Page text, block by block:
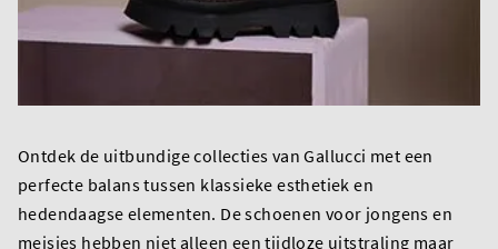
Ontdek de uitbundige collecties van Gallucci met een
perfecte balans tussen klassieke esthetiek en
hedendaagse elementen. De schoenen voor jongens en
meisjes hebben niet alleen een tijdloze uitstraling maar